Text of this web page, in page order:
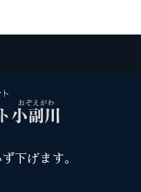
下げます。